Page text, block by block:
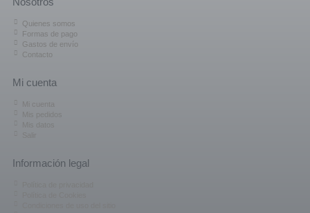
Quienes somos
Formas de pago
Gastos de envío
Contacto
Mi cuenta
Mi cuenta
Mis pedidos
Mis datos
Información legal